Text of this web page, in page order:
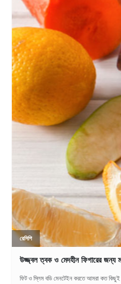
রেসিপি
উজ্জ্বল ত্বক ও মেদহীন ফিগারের জন্য
ফিট ও স্লিম বডি মেনটেইন করতে আমরা কত কিছুই